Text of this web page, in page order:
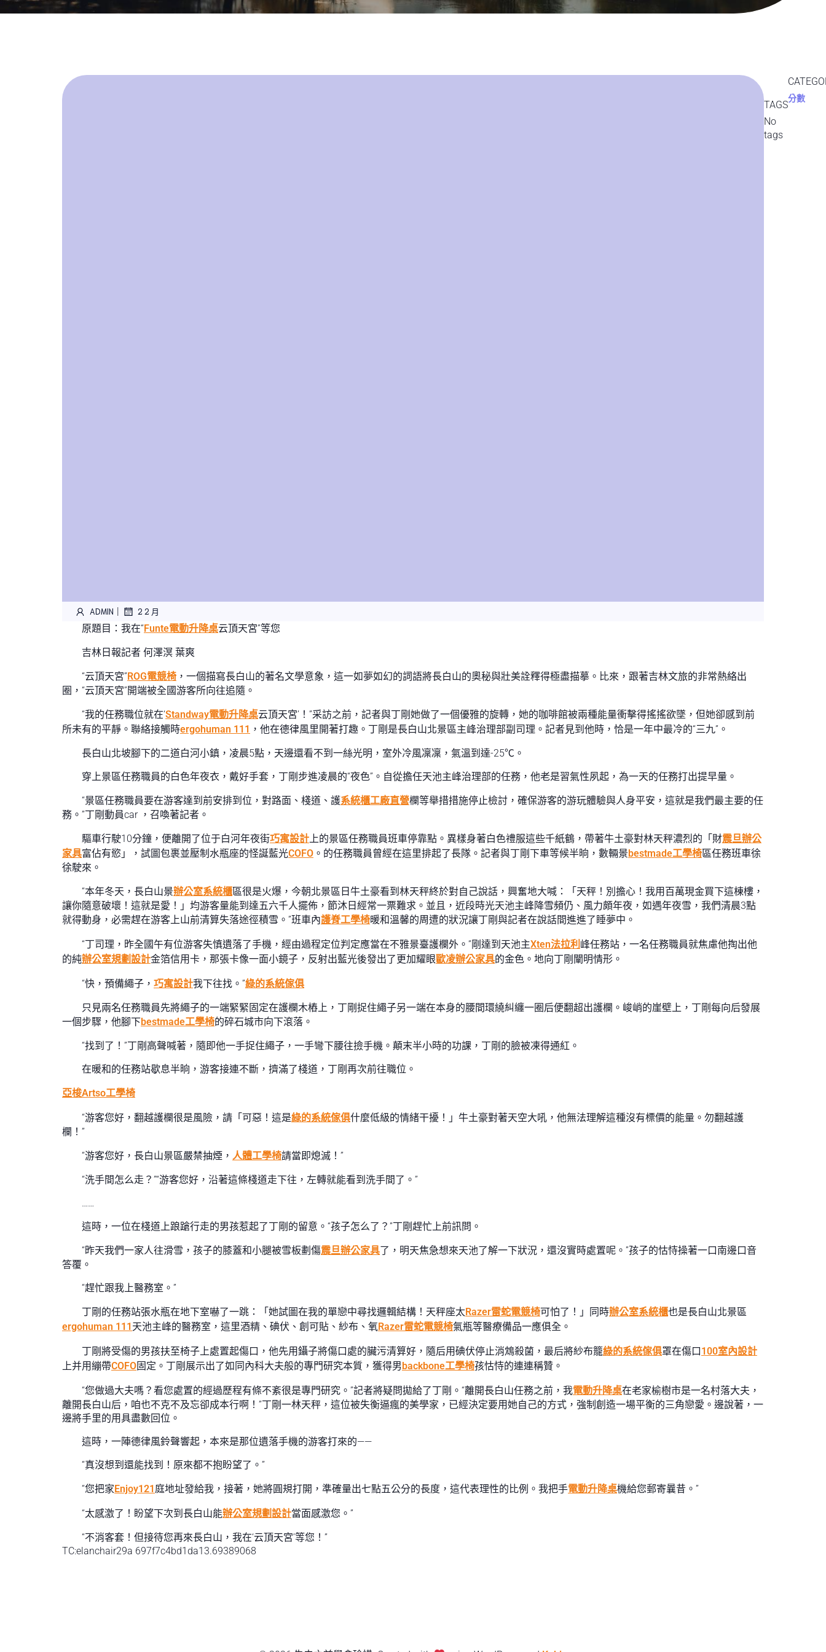
ADMIN | 2 2 月
原題目：我在“Funte電動升降桌云頂天宮”等您
吉林日報記者 何澤溟 葉爽
“云頂天宮”ROG電競椅 ，一個描寫長白山的著名文學意象，這一如夢如幻的詞語將長白山的奧秘與壯美詮釋得極盡描摹。比來，跟著吉林文旅的非常熱絡出
圈，“云頂天宮”開端被全國游客所向往追隨。
“我的任務職位就在‘Standway電動升降桌云頂天宮’！”采訪之前，記者與丁剛她做了一個優雅的旋轉，她的咖啡館被兩種能量衝擊得搖搖欲墜，但她卻感到前
所未有的平靜。聯絡接觸時ergohuman 111 ，他在德律風里開著打趣。丁剛是長白山北景區主峰治理部副司理。記者見到他時，恰是一年中最冷的“三九”。
長白山北坡腳下的二道白河小鎮，凌晨5點，天邊還看不到一絲光明，室外冷風凜凜，氣溫到達-25℃。
穿上景區任務職員的白色年夜衣，戴好手套，丁剛步進凌晨的“夜色”。自從擔任天池主峰治理部的任務，他老是習氣性夙起，為一天的任務打出提早量。
“景區任務職員要在游客達到前安排到位，對路面、棧道、護系統櫃工廠直營欄等舉措措施停止檢討，確保游客的游玩體驗與人身平安，這就是我們最主要的任
務。”丁剛動員car ，召喚著記者。
驅車行駛10分鐘，便離開了位于白河年夜街巧寓設計 上的景區任務職員班車停靠點。異樣身著白色禮服這些千紙鶴，帶著牛土豪對林天秤濃烈的「財震旦辦公
家具富佔有慾」，試圖包裹並壓制水瓶座的怪誕藍光COFO 。的任務職員曾經在這里排起了長隊。記者與丁剛下車等候半晌，數輛景bestmade工學椅區任務班車徐
徐駛來。
“本年冬天，長白山景辦公室系統櫃區很是火爆，今朝北景區日牛土豪看到林天秤終於對自己說話，興奮地大喊：「天秤！別擔心！我用百萬現金買下這棟樓，
讓你隨意破壞！這就是愛！」均游客量能到達五六千人擺佈，節沐日經常一票難求。並且，近段時光天池主峰降雪頻仍、風力頗年夜，如遇年夜雪，我們清晨3點
就得動身，必需趕在游客上山前清算失落途徑積雪。”班車內護脊工學椅暖和溫馨的周遭的狀況讓丁剛與記者在說話間進進了睡夢中。
“丁司理，昨全國午有位游客失慎遺落了手機，經由過程定位判定應當在不雅景臺護欄外。”剛達到天池主Xten法拉利 峰任務站，一名任務職員就焦慮他掏出他
的純辦公室規劃設計金箔信用卡，那張卡像一面小鏡子，反射出藍光後發出了更加耀眼歐凌辦公家具的金色。地向丁剛闡明情形。
“快，預備繩子， 巧寓設計我下往找。”綠的系統傢俱
只見兩名任務職員先將繩子的一端緊緊固定在護欄木樁上，丁剛捉住繩子另一端在本身的腰間環繞糾纏一圈后便翻超出護欄。峻峭的崖壁上，丁剛每向后發展
一個步驟，他腳下bestmade工學椅的碎石城市向下滾落。
“找到了！”丁剛高聲喊著，隨即他一手捉住繩子，一手彎下腰往撿手機。顛末半小時的功課，丁剛的臉被凍得通紅。
在暖和的任務站歇息半晌，游客接連不斷，擠滿了棧道，丁剛再次前往職位。
亞梭Artso工學椅
“游客您好，翻越護欄很是風險，請「可惡！這是綠的系統傢俱什麼低級的情緒干擾！」牛土豪對著天空大吼，他無法理解這種沒有標價的能量。勿翻越護
欄！”
“游客您好，長白山景區嚴禁抽煙， 人體工學椅請當即熄滅！”
“洗手間怎么走？”“游客您好，沿著這條棧道走下往，左轉就能看到洗手間了。”
……
這時，一位在棧道上踉蹌行走的男孩惹起了丁剛的留意。“孩子怎么了？”丁剛趕忙上前訊問。
“昨天我們一家人往滑雪，孩子的膝蓋和小腿被雪板劃傷震旦辦公家具了，明天焦急想來天池了解一下狀況，還沒實時處置呢。”孩子的怙恃操著一口南邊口音
答覆。
“趕忙跟我上醫務室。”
丁剛的任務站張水瓶在地下室嚇了一跳：「她試圖在我的單戀中尋找邏輯結構！天秤座太Razer雷蛇電競椅可怕了！」同時辦公室系統櫃也是長白山北景區
ergohuman 111天池主峰的醫務室，這里酒精、碘伏、創可貼、紗布、氧Razer雷蛇電競椅氣瓶等醫療備品一應俱全。
丁剛將受傷的男孩扶至椅子上處置起傷口，他先用鑷子將傷口處的臟污清算好，隨后用碘伏停止消鴆殺菌，最后將紗布籠綠的系統傢俱罩在傷口100室內設計
上并用繃帶COFO固定。丁剛展示出了如同內科大夫般的專門研究本質，獲得男backbone工學椅孩怙恃的連連稱贊。
“您做過大夫嗎？看您處置的經過歷程有條不紊很是專門研究。”記者將疑問拋給了丁剛。“離開長白山任務之前，我電動升降桌在老家榆樹市是一名村落大夫，
離開長白山后，咱也不克不及忘卻成本行啊！”丁剛一林天秤，這位被失衡逼瘋的美學家，已經決定要用她自己的方式，強制創造一場平衡的三角戀愛。邊說著，一
邊將手里的用具盡數回位。
這時，一陣德律風鈴聲響起，本來是那位遺落手機的游客打來的——
“真沒想到還能找到！原來都不抱盼望了。”
“您把家Enjoy121庭地址發給我，接著，她將圓規打開，準確量出七點五公分的長度，這代表理性的比例。我把手電動升降桌機給您郵寄曩昔。”
“太感激了！盼望下次到長白山能辦公室規劃設計當面感激您。”
“不消客套！但接待您再來長白山，我在‘云頂天宮’等您！”
TC:elanchair29a 697f7c4bd1da13.69389068
TAGS
No
tags
分數